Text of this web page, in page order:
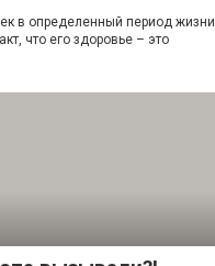
в определенный период жизни
что его здоровье – это